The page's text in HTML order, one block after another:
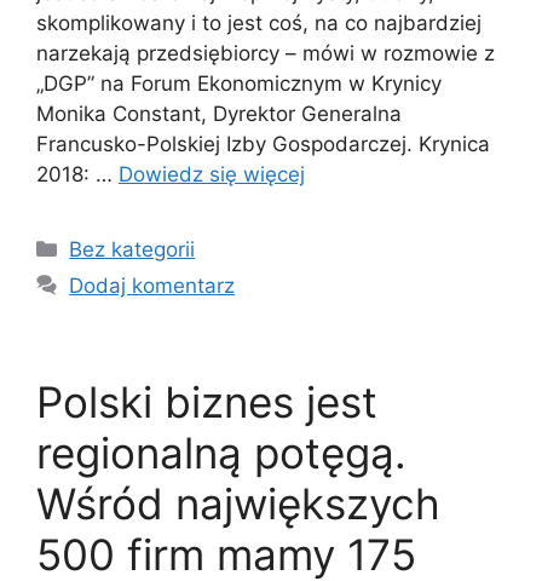
skomplikowany i to jest coś, na co najbardziej
narzekają przedsiębiorcy – mówi w rozmowie z
„DGP” na Forum Ekonomicznym w Krynicy
Monika Constant, Dyrektor Generalna
Francusko-Polskiej Izby Gospodarczej. Krynica
2018: … Dowiedz się więcej
Kategorie
Bez kategorii
Dodaj komentarz
Polski biznes jest
regionalną potęgą.
Wśród największych
500 firm mamy 175